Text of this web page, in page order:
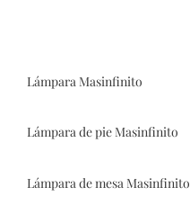
Lámpara Masinfinito
Lámpara de pie Masinfinito
Lámpara de mesa Masinfinito